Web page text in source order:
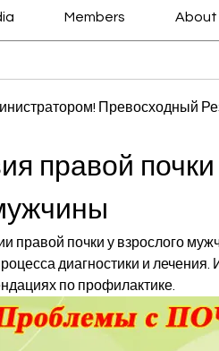
Members About
Превосходный
правой почки
правой почки у взрослого
диагностики и
по профилактике.